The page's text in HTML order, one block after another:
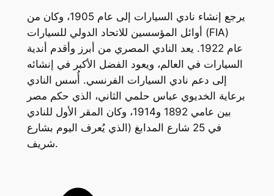
يرجع إنشاء نادي السيارات إلى عام 1905، وكان من
أوائل المؤسسين للاتحاد الدولي للسيارات (FIA)
عام 1922. يعد النادي المصري من أبرز وأقدم أندية
السيارات في العالم، ويعود الفضل الأكبر في إنشائه
إلى دعم نادي السيارات الفرنسي. أُسس النادي
برعاية الخديوي عباس حلمي الثاني، الذي حكم مصر
بين عامي 1892 و1914، وكان المقر الأول للنادي
في 25 شارع المدابغ (الذي يُعرف اليوم بشارع
شريف.